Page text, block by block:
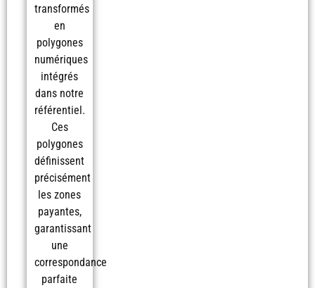
transformés
en
polygones
numériques
intégrés
dans notre
référentiel.
Ces
polygones
définissent
précisément
les zones
payantes,
garantissant
une
correspondance
parfaite